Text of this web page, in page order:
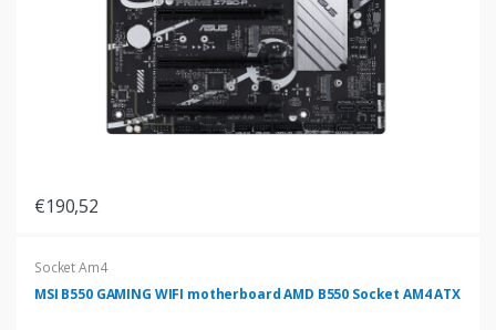
€190,52
Socket Am4
MSI B550 GAMING WIFI motherboard AMD B550 Socket AM4 ATX